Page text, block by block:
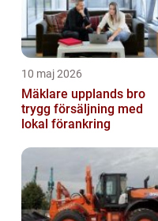
10 maj 2026
Mäklare upplands bro
trygg försäljning med
lokal förankring